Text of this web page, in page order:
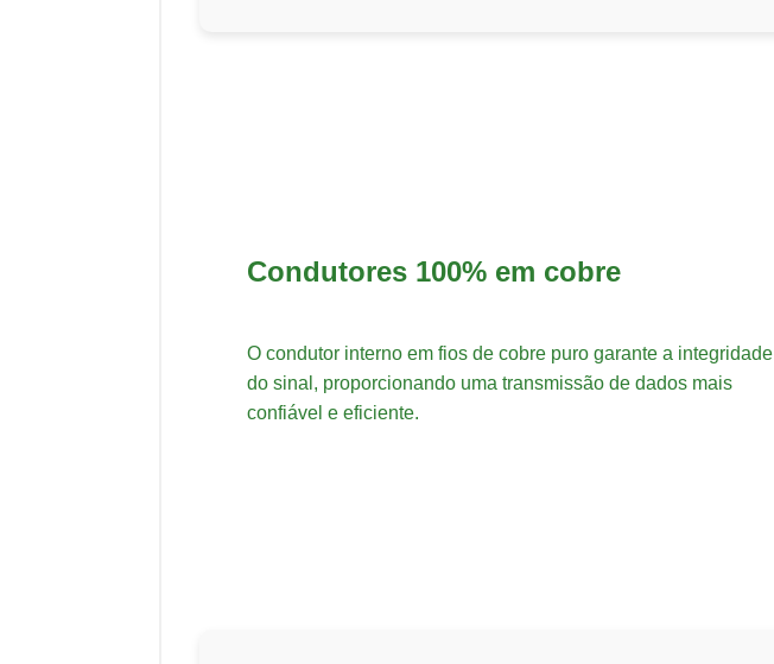
Condutores 100% em cobre
O condutor interno em fios de cobre puro garante a integridade
do sinal, proporcionando uma transmissão de dados mais
confiável e eficiente.